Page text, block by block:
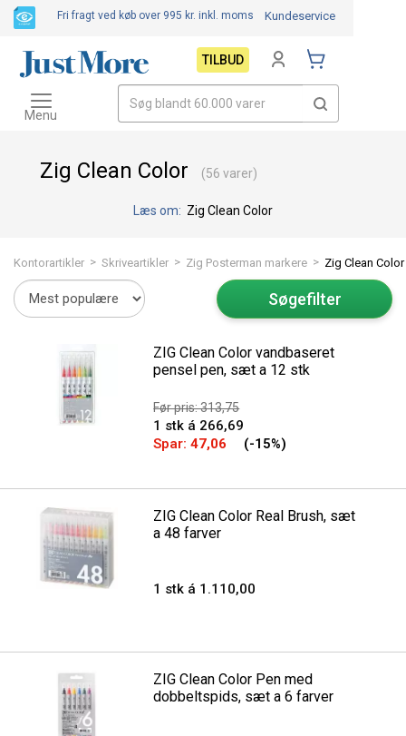
Zig Clean Color (56 varer)
Læs om: Zig Clean Color
Kontorartikler > Skriveartikler > Zig Posterman markere > Zig Clean Color
Søgefilter
ZIG Clean Color vandbaseret
pensel pen, sæt a 12 stk
Før pris: 313,75
1 stk á 266,69
Spar:47,06 (-15%)
ZIG Clean Color Real Brush, sæt
a 48 farver
1 stk á 1.110,00
ZIG Clean Color Pen med
dobbeltspids, sæt a 6 farver
Fri fragt ved køb over 995 kr. inkl. moms Kundeservice
TILBUD
Toggle
navigation
Menu